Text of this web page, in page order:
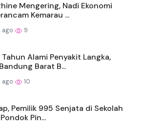
Mengering, Nadi Ekonomi
Kemarau ...
ago 9
Tahun Alami Penyakit Langka,
Barat B...
ago 10
Pemilik 995 Senjata di Sekolah
Pin...